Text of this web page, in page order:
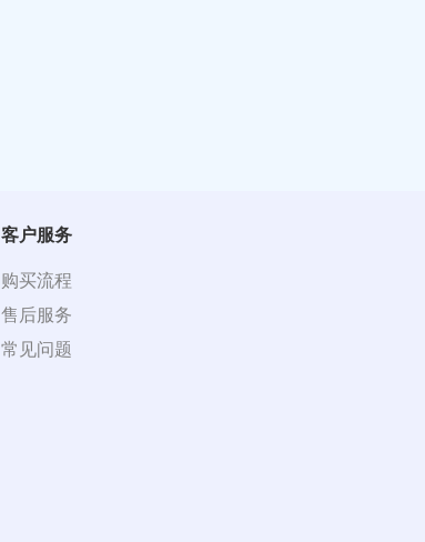
客户服务
购买流程
售后服务
常见问题